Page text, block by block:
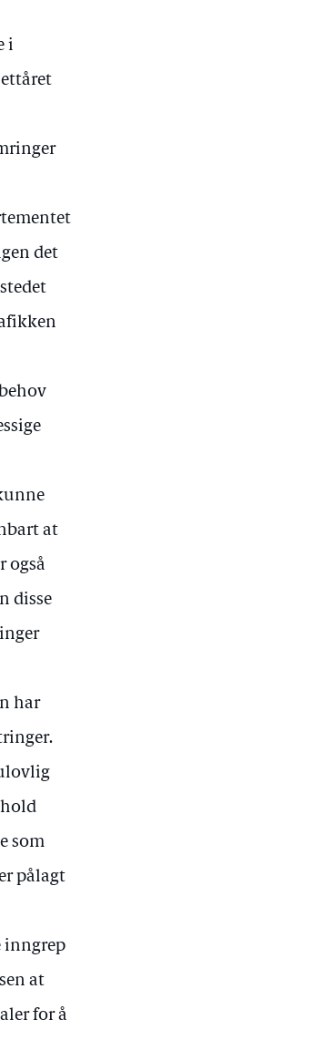
i
det
at
også
disse
har
som
pålagt
inngrep
at
for å